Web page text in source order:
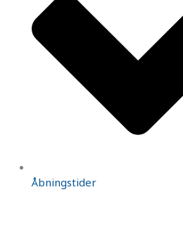
Åbningstider